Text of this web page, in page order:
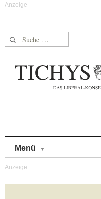
Suche nach:
Menü